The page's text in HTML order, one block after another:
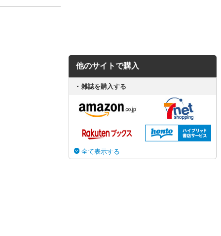
他のサイトで購入
雑誌を購入する
全て表示する